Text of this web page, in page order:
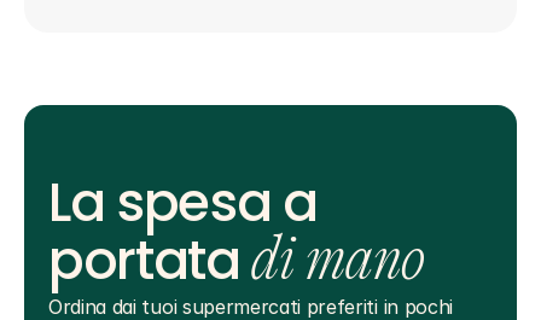
La spesa a
portatadi mano
Ordina dai tuoi supermercati preferiti in pochi